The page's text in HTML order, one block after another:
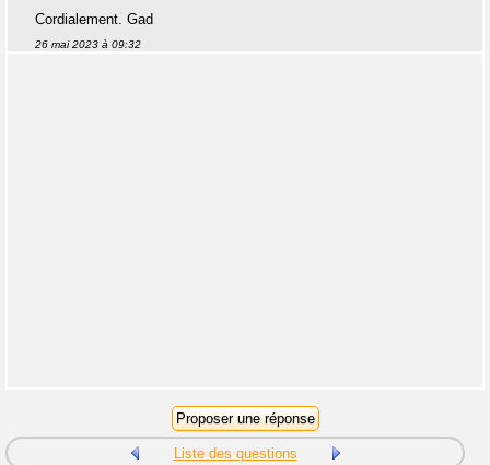
Cordialement. Gad
26 mai 2023 à 09:32
Liste des questions